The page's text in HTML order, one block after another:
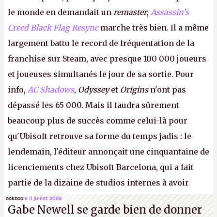
le monde en demandait un remaster, Assassin's
Creed Black Flag Resyncmarche très bien. Il a même
largement battu le record de fréquentation de la
franchise sur Steam, avec presque 100 000 joueurs
et joueuses simultanés le jour de sa sortie. Pour
info, AC Shadows, Odysseyet Originsn'ont pas
dépassé les 65 000. Mais il faudra sûrement
beaucoup plus de succès comme celui-là pour
qu'Ubisoft retrouve sa forme du temps jadis : le
lendemain, l'éditeur annonçait une cinquantaine de
licenciements chez Ubisoft Barcelona, qui a fait
partie de la dizaine de studios internes à avoir
travaillé sur cetAssassin's Creedsous la direction
d'Ubisoft Singapour.A.
ackboole 11 juillet 2026
Gabe Newell se garde bien de donner